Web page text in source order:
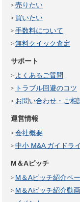
売りたい
買いたい
手数料について
無料クイック査定
サポート
よくあるご質問
トラブル回避のコツ
お問い合わせ・ご相
運営情報
会社概要
中小 M&A ガイドラ
M＆Aピッチ
M＆Aピッチ紹介ペ
M＆Aピッチ紹介動画